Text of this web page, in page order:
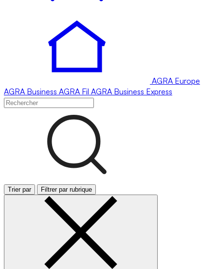
AGRA Europe
AGRA Business AGRA Fil AGRA Business Express
Trier par Filtrer par rubrique